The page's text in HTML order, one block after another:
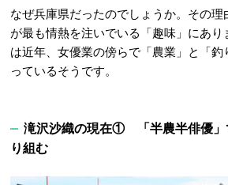
なぜ兵庫県だったのでしょうか。その
が最も情熱を注いでいる「趣味」にあり
は近年、女優業の傍らで「農業」と「
っているそうです。
滝沢沙織の現在① 「半農半俳優」
り組む